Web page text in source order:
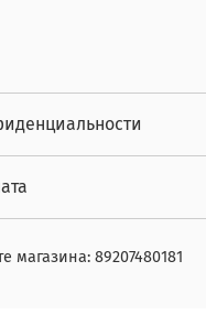
магазина: 89207480181